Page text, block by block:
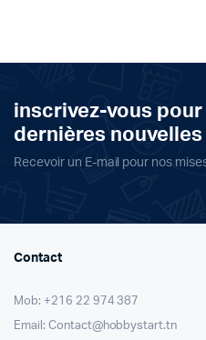
inscrivez-vous
dernières nouvelles
Recevoir un E-mail pour nos
Contact
Mob: +216 22 974 387
Email: Contact@hobbystart.tn